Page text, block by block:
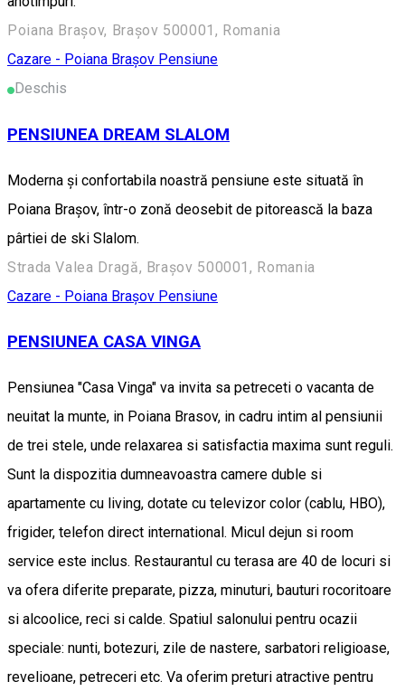
Poiana Brașov, Brașov 500001, Romania
Cazare - Poiana Brașov Pensiune
Deschis
PENSIUNEA DREAM SLALOM
Moderna şi confortabila noastră pensiune este situată în
Poiana Braşov, într-o zonă deosebit de pitorească la baza
pârtiei de ski Slalom.
Strada Valea Dragă, Brașov 500001, Romania
Cazare - Poiana Brașov Pensiune
PENSIUNEA CASA VINGA
Pensiunea "Casa Vinga" va invita sa petreceti o vacanta de
neuitat la munte, in Poiana Brasov, in cadru intim al pensiunii
de trei stele, unde relaxarea si satisfactia maxima sunt reguli.
Sunt la dispozitia dumneavoastra camere duble si
apartamente cu living, dotate cu televizor color (cablu, HBO),
frigider, telefon direct international. Micul dejun si room
service este inclus. Restaurantul cu terasa are 40 de locuri si
va ofera diferite preparate, pizza, minuturi, bauturi rocoritoare
si alcoolice, reci si calde. Spatiul salonului pentru ocazii
speciale: nunti, botezuri, zile de nastere, sarbatori religioase,
revelioane, petreceri etc. Va oferim preturi atractive pentru